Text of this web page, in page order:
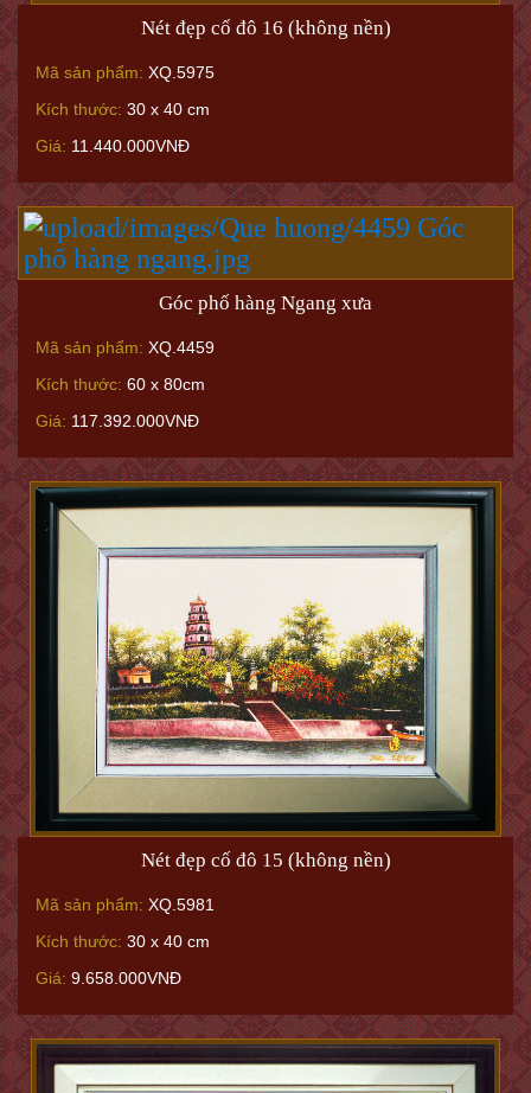
Nét đẹp cố đô 16 (không nền)
Mã sản phẩm: XQ.5975
Kích thước: 30 x 40 cm
Giá: 11.440.000VNĐ
Góc phố hàng Ngang xưa
Mã sản phẩm: XQ.4459
Kích thước: 60 x 80cm
Giá: 117.392.000VNĐ
Nét đẹp cố đô 15 (không nền)
Mã sản phẩm: XQ.5981
Kích thước: 30 x 40 cm
Giá: 9.658.000VNĐ